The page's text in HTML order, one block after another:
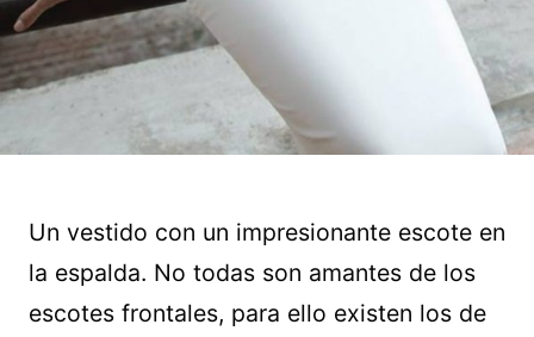
Un vestido con un impresionante escote en
la espalda. No todas son amantes de los
escotes frontales, para ello existen los de